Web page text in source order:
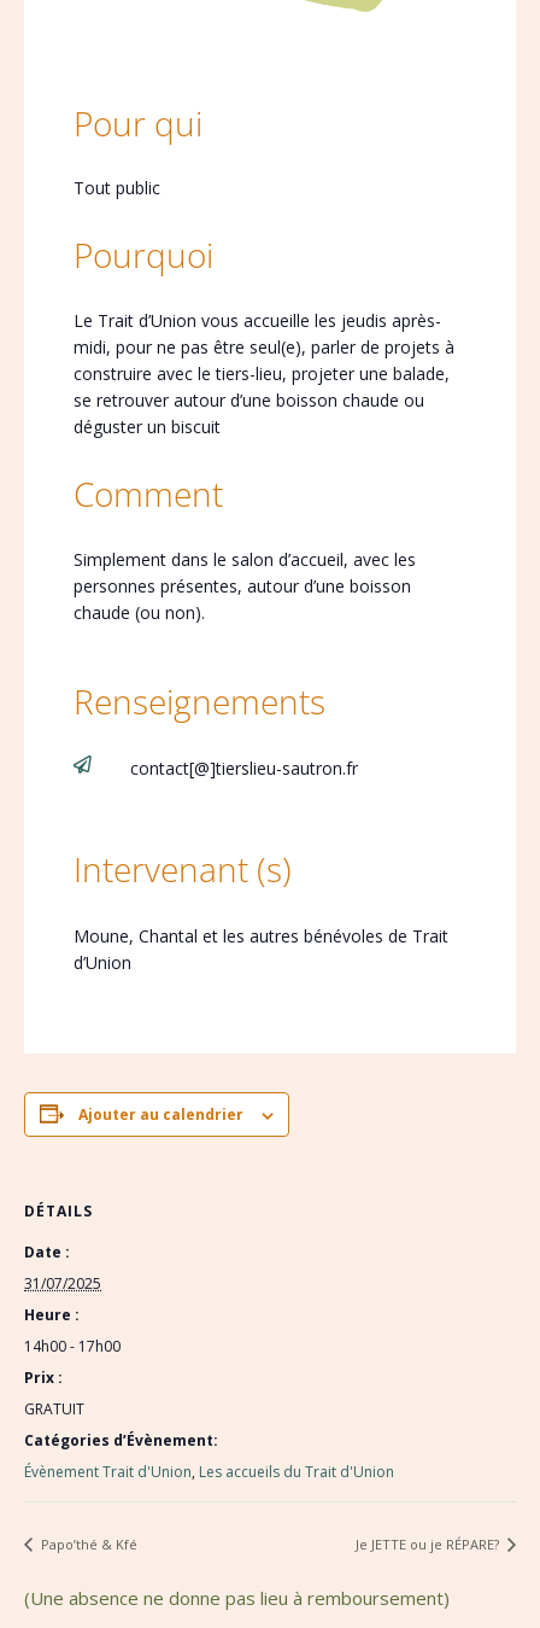
Pour qui
Tout public
Pourquoi
Le Trait d’Union vous accueille les jeudis après-
midi, pour ne pas être seul(e), parler de projets à
construire avec le tiers-lieu, projeter une balade,
se retrouver autour d’une boisson chaude ou
déguster un biscuit
Comment
Simplement dans le salon d’accueil, avec les
personnes présentes, autour d’une boisson
chaude (ou non).
Renseignements
 contact[@]tierslieu-sautron.fr
Intervenant (s)
Moune, Chantal et les autres bénévoles de Trait
d’Union
Ajouter au calendrier
DÉTAILS
Date :
31/07/2025
Heure :
14h00 - 17h00
Prix :
GRATUIT
Catégories d’Évènement:
Évènement Trait d'Union, Les accueils du Trait d'Union
Papo’thé & Kfé Je JETTE ou je RÉPARE?
(Une absence ne donne pas lieu à remboursement)